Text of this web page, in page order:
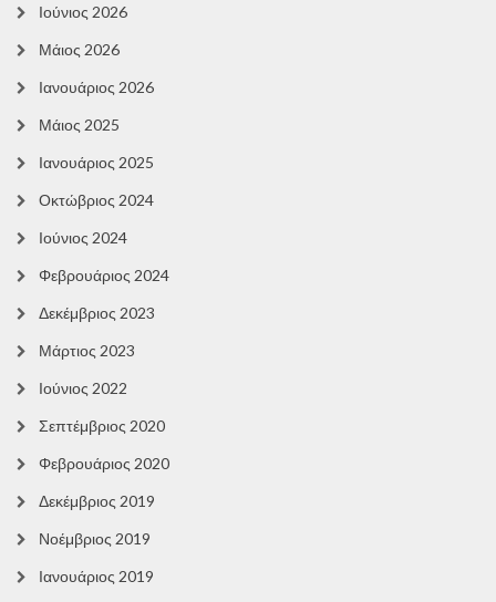
Ιούνιος 2026
Μάιος 2026
Ιανουάριος 2026
Μάιος 2025
Ιανουάριος 2025
Οκτώβριος 2024
Ιούνιος 2024
Φεβρουάριος 2024
Δεκέμβριος 2023
Μάρτιος 2023
Ιούνιος 2022
Σεπτέμβριος 2020
Φεβρουάριος 2020
Δεκέμβριος 2019
Νοέμβριος 2019
Ιανουάριος 2019